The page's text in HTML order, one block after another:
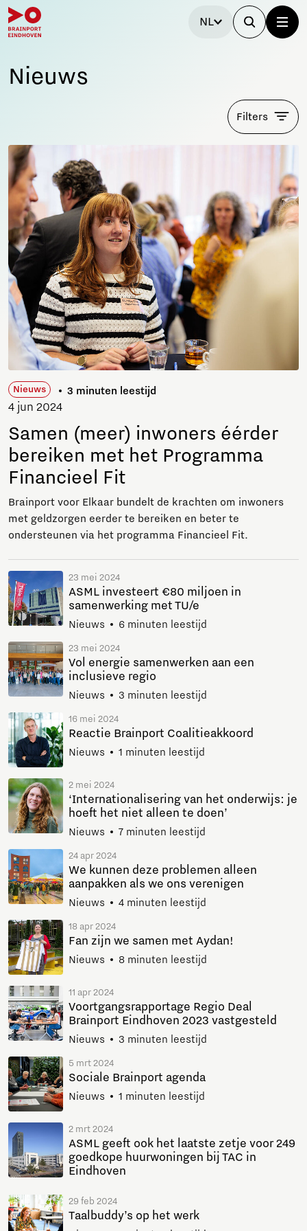
NL
Nieuws
Filters
Nieuws 3 minuten leestijd
4 jun 2024
Samen (meer) inwoners éérder
bereiken met het Programma
Financieel Fit
Brainport voor Elkaar bundelt de krachten om inwoners
met geldzorgen eerder te bereiken en beter te
ondersteunen via het programma Financieel Fit.
23 mei 2024
ASML investeert €80 miljoen in
samenwerking met TU/e
Nieuws 6 minuten leestijd
23 mei 2024
Vol energie samenwerken aan een
inclusieve regio
Nieuws 3 minuten leestijd
16 mei 2024
Reactie Brainport Coalitieakkoord
Nieuws 1 minuten leestijd
2 mei 2024
‘Internationalisering van het onderwijs: je
hoeft het niet alleen te doen’
Nieuws 7 minuten leestijd
24 apr 2024
We kunnen deze problemen alleen
aanpakken als we ons verenigen
Nieuws 4 minuten leestijd
18 apr 2024
Fan zijn we samen met Aydan!
Nieuws 8 minuten leestijd
11 apr 2024
Voortgangsrapportage Regio Deal
Brainport Eindhoven 2023 vastgesteld
Nieuws 3 minuten leestijd
5 mrt 2024
Sociale Brainport agenda
Nieuws 1 minuten leestijd
2 mrt 2024
ASML geeft ook het laatste zetje voor 249
goedkope huurwoningen bij TAC in
Eindhoven
29 feb 2024
Taalbuddy’s op het werk